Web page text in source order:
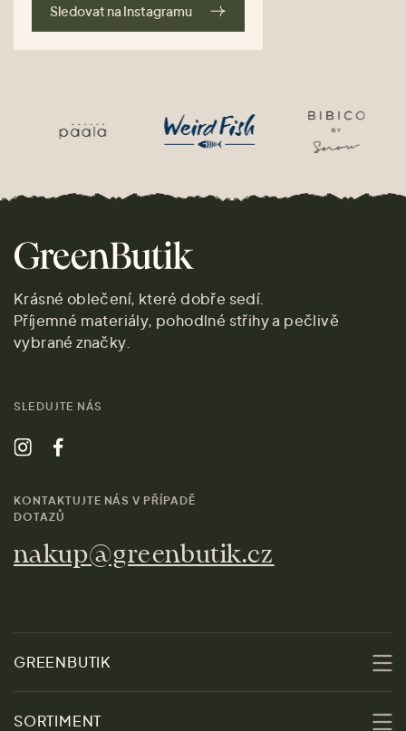
Sledovat na Instagramu
Krásné oblečení, které dobře sedí.
Příjemné materiály, pohodlné střihy a pečlivě
vybrané značky.
SLEDUJTE NÁS
KONTAKTUJTE NÁS V PŘÍPADĚ
DOTAZŮ
nakup@greenbutik.cz
GREENBUTIK
SORTIMENT